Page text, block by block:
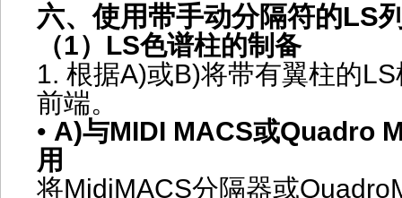
六、使用带手动分隔符的LS
（1）LS色谱柱的制备
1. 根据A)或B)将带有翼柱的
前端。
• A)与MIDI MACS或Quadro
用
将MidiMACS分隔器或